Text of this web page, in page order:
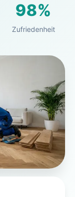
98%
Zufriedenheit